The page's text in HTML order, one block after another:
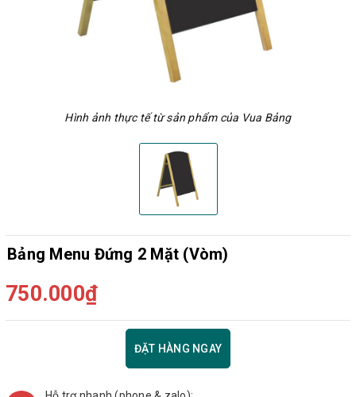
Hình ảnh thực tế từ sản phẩm của Vua Bảng
Bảng Menu Đứng 2 Mặt (Vòm)
750.000₫
ĐẶT HÀNG NGAY